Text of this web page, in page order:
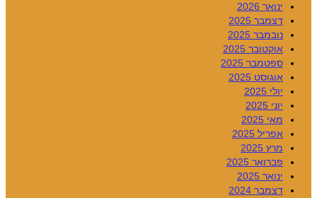
ינואר 2026
דצמבר 2025
נובמבר 2025
אוקטובר 2025
ספטמבר 2025
אוגוסט 2025
יולי 2025
יוני 2025
מאי 2025
אפריל 2025
מרץ 2025
פברואר 2025
ינואר 2025
דצמבר 2024